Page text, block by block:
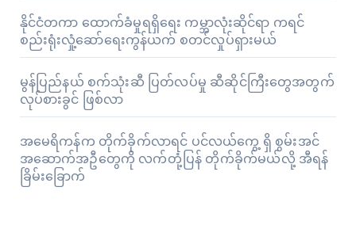
နိုင်ငံတကာ ထောက်ခံမှုရရှိရေး ကမ္ဘာလုံးဆိုင်ရာ ကရင်
စည်းရုံးလှုံ့ဆော်ရေးကွန်ယက် စတင်လှုပ်ရှားမယ်
မွန်ပြည်နယ် စက်သုံးဆီ ပြတ်လပ်မှု ဆီဆိုင်ကြီးတွေအတွက်
လုပ်စားခွင် ဖြစ်လာ
အမေရိကန်က တိုက်ခိုက်လာရင် ပင်လယ်ကွေ့ ရှိ စွမ်းအင်
အဆောက်အဦတွေကို လက်တုံ့ပြန် တိုက်ခိုက်မယ်လို့ အီရန်
ခြိမ်းခြောက်